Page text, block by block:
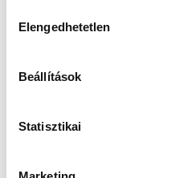
kiválasztása
Elengedhetetlen
Beállítások
StatisztikaiMárkaszerviz